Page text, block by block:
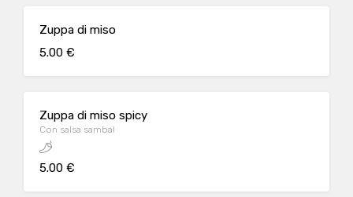
Zuppa di miso
5.00 €
Zuppa di miso spicy
Con salsa sambal
5.00 €